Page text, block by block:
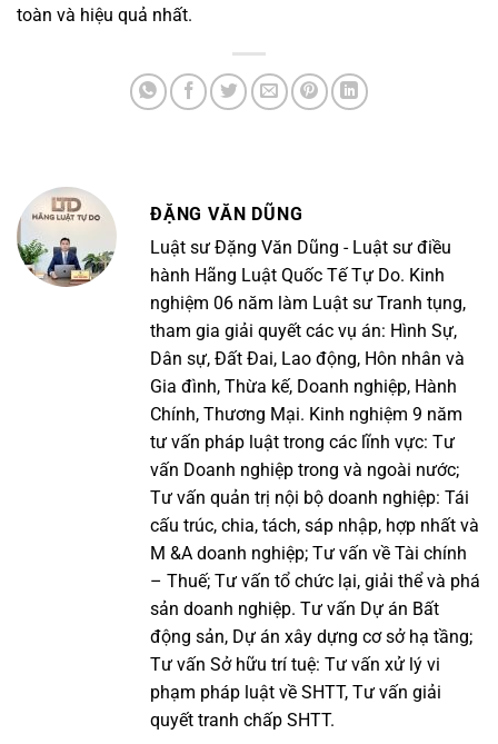
toàn và hiệu quả nhất.
ĐẶNG VĂN DŨNG
Luật sư Đặng Văn Dũng - Luật sư điều
hành Hãng Luật Quốc Tế Tự Do. Kinh
nghiệm 06 năm làm Luật sư Tranh tụng,
tham gia giải quyết các vụ án: Hình Sự,
Dân sự, Đất Đai, Lao động, Hôn nhân và
Gia đình, Thừa kế, Doanh nghiệp, Hành
Chính, Thương Mại. Kinh nghiệm 9 năm
tư vấn pháp luật trong các lĩnh vực: Tư
vấn Doanh nghiệp trong và ngoài nước;
Tư vấn quản trị nội bộ doanh nghiệp: Tái
cấu trúc, chia, tách, sáp nhập, hợp nhất và
M &A doanh nghiệp; Tư vấn về Tài chính
– Thuế; Tư vấn tổ chức lại, giải thể và phá
sản doanh nghiệp. Tư vấn Dự án Bất
động sản, Dự án xây dựng cơ sở hạ tầng;
Tư vấn Sở hữu trí tuệ: Tư vấn xử lý vi
phạm pháp luật về SHTT, Tư vấn giải
quyết tranh chấp SHTT.